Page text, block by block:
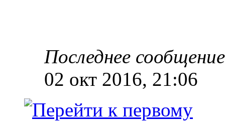
Последнее
02 окт 2016, 21:06